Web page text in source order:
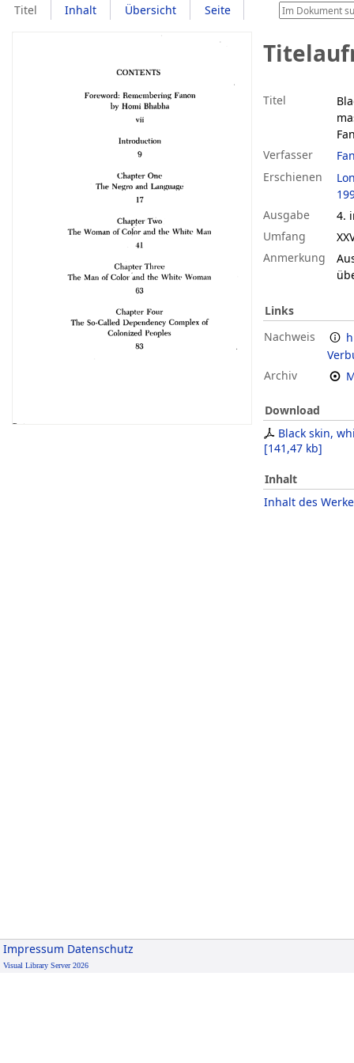
Titel Inhalt Übersicht Seite
Titel
Verfasser
Erschienen
Ausgabe
4.
Umfang
Anmerkung
Links
Nachweis
Archiv
Download
Black skin,
[141,47 kb]
Inhalt
Inhalt des
Impressum Datenschutz
Visual Library Server 2026